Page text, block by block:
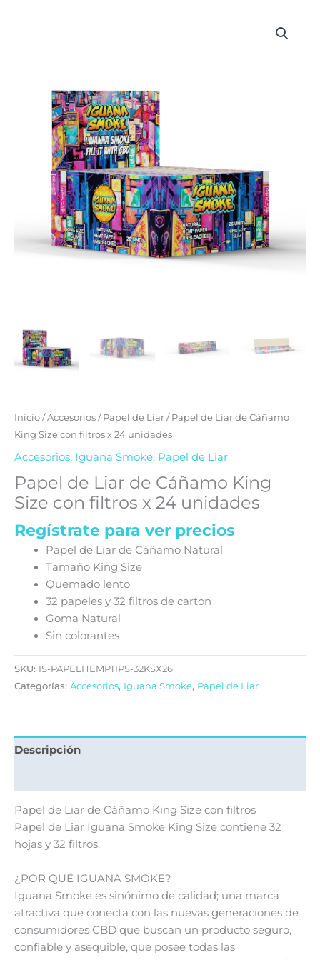
Inicio/Accesorios/Papel de Liar/ Papel de Liar de Cáñamo
King Size con filtros x 24 unidades
Accesorios, Iguana Smoke, Papel de Liar
Papel de Liar de Cáñamo King
Size con filtros x 24 unidades
Regístrate para ver precios
Papel de Liar de Cáñamo Natural
Tamaño King Size
Quemado lento
32 papeles y 32 filtros de carton
Goma Natural
Sin colorantes
SKU: IS-PAPELHEMPTIPS-32KSX26
Categorías: Accesorios, Iguana Smoke, Papel de Liar
Descripción
Papel de Liar de Cáñamo King Size con filtros
Papel de Liar Iguana Smoke King Size contiene 32
hojas y 32 filtros.
¿POR QUÉ IGUANA SMOKE?
Iguana Smoke es sinónimo de calidad; una marca
atractiva que conecta con las nuevas generaciones de
consumidores CBD que buscan un producto seguro,
confiable y asequible, que posee todas las